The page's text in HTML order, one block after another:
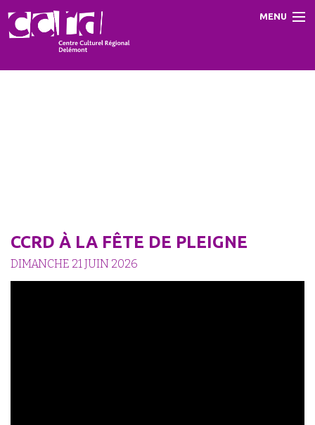
MENU
CCRD À LA FÊTE DE PLEIGNE
DIMANCHE 21 JUIN 2026